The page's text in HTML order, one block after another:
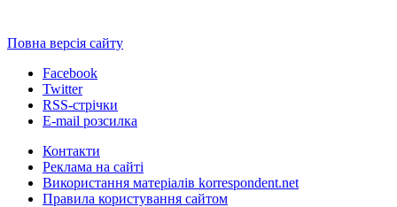
Повна версія сайту
Facebook
Twitter
RSS-стрічки
E-mail розсилка
Контакти
Реклама на сайті
Використання матеріалів korrespondent.net
Правила користування сайтом